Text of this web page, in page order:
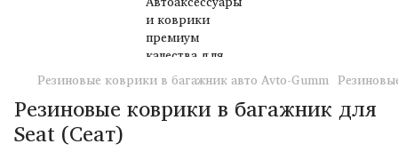
Резиновые коврики в багажник авто Avto-Gumm
Резиновые коврики в багажник для
Seat (Сеат)